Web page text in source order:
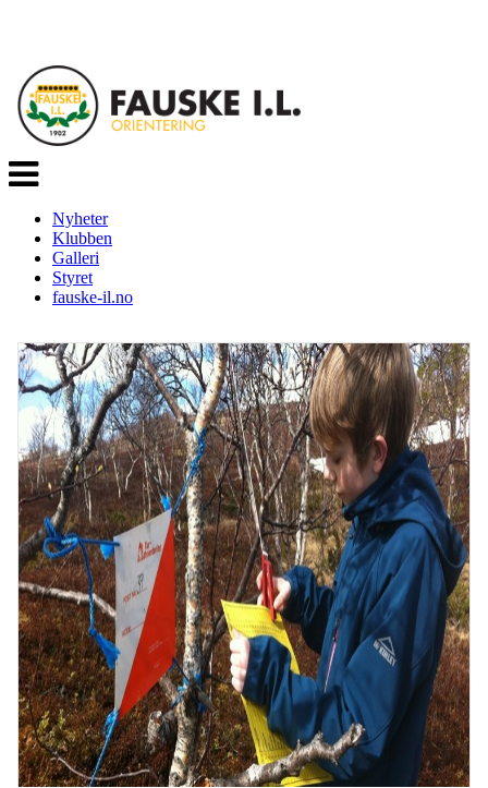
Veksle
navigasjon
Nyheter
Klubben
Galleri
Styret
fauske-il.no